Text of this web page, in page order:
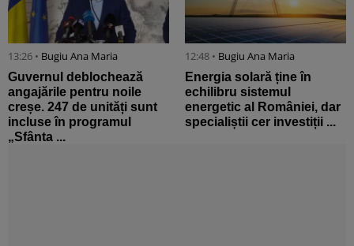
13:26 • Bugiu ⁠Ana Maria
Guvernul deblochează
angajările pentru noile
creșe. 247 de unități sunt
incluse în programul
„Sfânta ...
12:48 • Bugiu ⁠Ana Maria
Energia solară ține în
echilibru sistemul
energetic al României, dar
specialiștii cer investiții ...